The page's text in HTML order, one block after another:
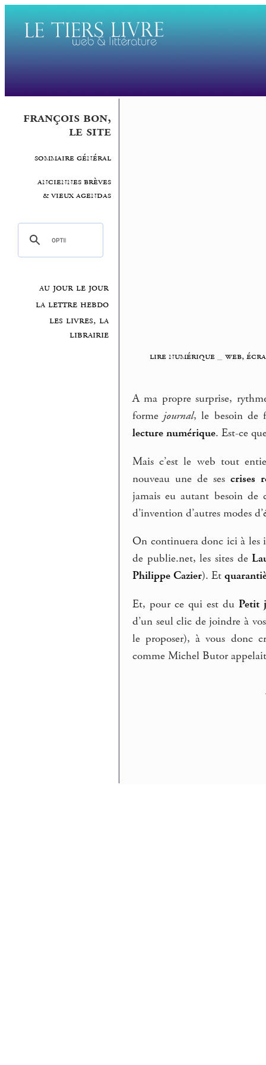
françois bon,
le site
sommaire général
anciennes brèves
& vieux agendas
au jour le jour
la lettre hebdo
les livres, la
librairie
lire numérique_ web,
A ma propre surprise,
formejournal, le besoin de
lecture numérique. Est-ce
Mais c’est le web tout
nouveau une de ses crises
jamais eu autant besoin de
d’invention d’autres modes
On continuera donc ici à les
de publie.net, les sites de
Philippe Cazier). Et
Et, pour ce qui est duPetit
d’un seul clic de joindre à
le proposer), à vous donc
comme Michel Butor